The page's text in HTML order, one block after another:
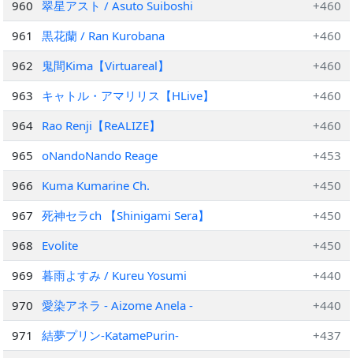
960
翠星アスト / Asuto Suiboshi
+460
961
黒花蘭 / Ran Kurobana
+460
962
鬼間Kima【Virtuareal】
+460
963
キャトル・アマリリス【HLive】
+460
964 Rao Renji【ReALIZE】
+460
965
oNandoNando Reage
+453
966
Kuma Kumarine Ch.
+450
967
死神セラch 【Shinigami Sera】
+450
968
Evolite
+450
969
暮雨よすみ / Kureu Yosumi
+440
970
愛染アネラ - Aizome Anela -
+440
971
結夢プリン-KatamePurin-
+437